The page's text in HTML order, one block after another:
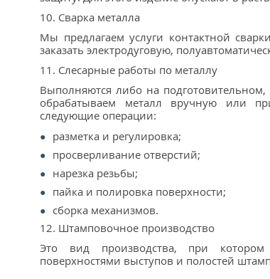
10. Сварка металла
Мы предлагаем услуги контактной
заказать электродуговую,
11. Слесарные работы по металлу
Выполняются либо на
обрабатываем металл вручную или
следующие операции:
разметка и регулировка;
просверливание отверстий;
нарезка резьбы;
пайка и полировка поверхности;
сборка механизмов.
12. Штамповочное производство
Это вид производства, при котором
поверхностями выступов и полостей